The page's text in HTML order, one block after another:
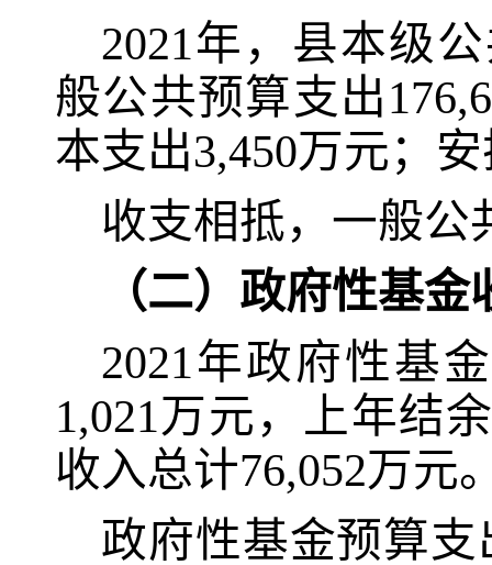
2021年，县本级
般公共预算支出
本支出3,450万元；
收支相抵，一般公
（二）政府性基
2021年政府性基
1,021万元，上年结
收入总计76,052万元
政府性基金预算支